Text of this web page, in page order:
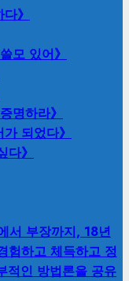
》
모 있어》
명하라》
되었다》
다》
서 부장까지, 18년
험하고 체득하고 정
적인 방법론을 공유